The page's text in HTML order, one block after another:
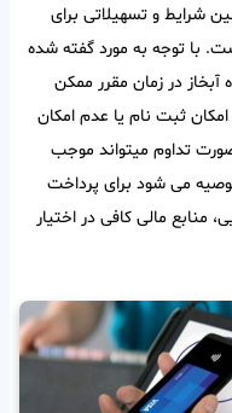
شرایط و تسهیلاتی برای
با توجه به مورد گفته شده
در زمان مقرر ممکن
ثبت نام یا عدم امکان
تداوم میتواند موجب
می شود برای پرداخت
منابع مالی کافی در اختیار